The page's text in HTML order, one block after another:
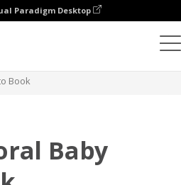
Paradigm Desktop
Book
Baby